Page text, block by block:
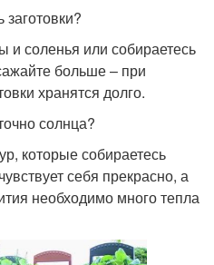
и соленья или собираетесь
больше – при
хранятся долго.
солнца?
которые собираетесь
себя прекрасно, а
необходимо много тепла